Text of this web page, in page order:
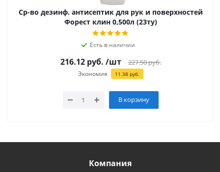
Ср-во дезинф. антисептик для рук и поверхностей
Форест клин 0,500л (23ту)
Есть в наличии
216.12руб. /шт 227.50руб.
Экономия 11.38руб.
В корзину
Компания